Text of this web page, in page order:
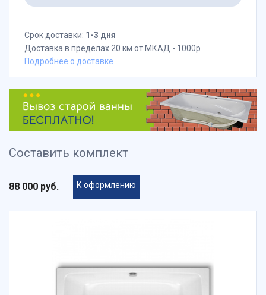
Срок доставки: 1-3 дня
Доставка в пределах 20 км от МКАД - 1000р
Подробнее о доставке
Составить комплект
88 000 руб. К оформлению